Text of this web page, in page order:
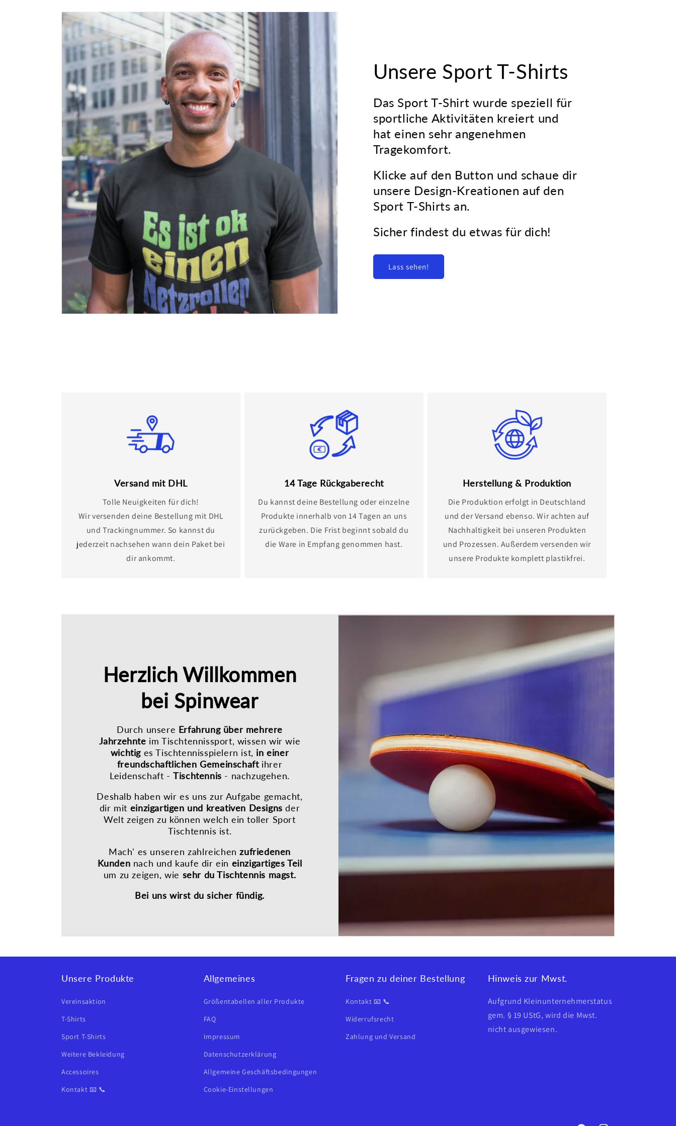
Unsere Sport T-Shirts
Das Sport T-Shirt wurde speziell für
sportliche Aktivitäten kreiert und
hat einen sehr angenehmen
Tragekomfort.
Klicke auf den Button und schaue dir
unsere Design-Kreationen auf den
Sport T-Shirts an.
Sicher findest du etwas für dich!
Lass sehen!
Versand mit DHL
Tolle Neuigkeiten für dich!
Wir versenden deine Bestellung mit DHL
und Trackingnummer. So kannst du
jederzeit nachsehen wann dein Paket bei
dir ankommt.
14 Tage Rückgaberecht
Du kannst deine Bestellung oder einzelne
Produkte innerhalb von 14 Tagen an uns
zurückgeben. Die Frist beginnt sobald du
die Ware in Empfang genommen hast.
Herstellung & Produktion
Die Produktion erfolgt in Deutschland
und der Versand ebenso. Wir achten auf
Nachhaltigkeit bei unseren Produkten
und Prozessen. Außerdem versenden wir
unsere Produkte komplett plastikfrei.
Herzlich Willkommen
bei Spinwear
Durch unsere Erfahrung über mehrere
Jahrzehnte im Tischtennissport, wissen wir wie
wichtiges Tischtennisspielern ist, in einer
freundschaftlichen Gemeinschaftihrer
Leidenschaft -Tischtennis - nachzugehen.
Deshalb haben wir es uns zur Aufgabe gemacht,
dir mit einzigartigen und kreativen Designs der
Welt zeigen zu können welch ein toller Sport
Tischtennis ist.
Mach' es unseren zahlreichenzufriedenen
Kunden nach und kaufe dir ein einzigartiges Teil
um zu zeigen, wie sehr du Tischtennis magst.
Bei uns wirst du sicher fündig.
Unsere Produkte
Vereinsaktion
T-Shirts
Sport T-Shirts
Weitere Bekleidung
Accessoires
Kontakt 📧 📞
Allgemeines
Größentabellen aller Produkte
FAQ
Impressum
Datenschutzerklärung
Allgemeine Geschäftsbedingungen
Cookie-Einstellungen
Fragen zu deiner Bestellung
Kontakt 📧 📞
Widerrufsrecht
Zahlung und Versand
Hinweis zur Mwst.
Aufgrund Kleinunternehmerstatus
gem. § 19 UStG, wird die Mwst.
nicht ausgewiesen.